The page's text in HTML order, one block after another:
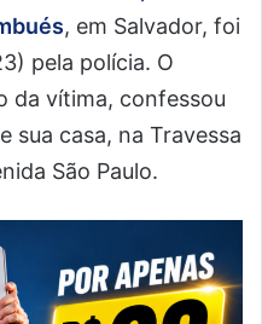
, em Salvador, foi
pela polícia. O
da vítima, confessou
sua casa, na Travessa
São Paulo.